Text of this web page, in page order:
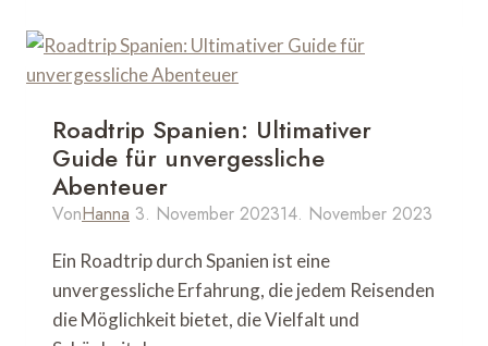
eigene
Faust:
Sehenswürdigkeiten
und
entdecken
Roadtrip Spanien: Ultimativer
Guide für unvergessliche
Abenteuer
VonHanna 3. November 202314. November 2023
Ein Roadtrip durch Spanien ist eine
unvergessliche Erfahrung, die jedem Reisenden
die Möglichkeit bietet, die Vielfalt und